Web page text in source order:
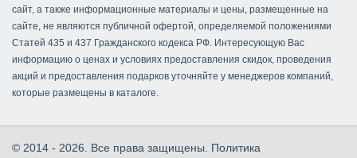
сайт, а также информационные материалы и цены, размещенные на
сайте, не являются публичной офертой, определяемой положениями
Статей 435 и 437 Гражданского кодекса РФ. Интересующую Вас
информацию о ценах и условиях предоставления скидок, проведения
акций и предоставления подарков уточняйте у менеджеров компаний,
которые размещены в каталоге.
© 2014 - 2026. Все права защищены. Политика